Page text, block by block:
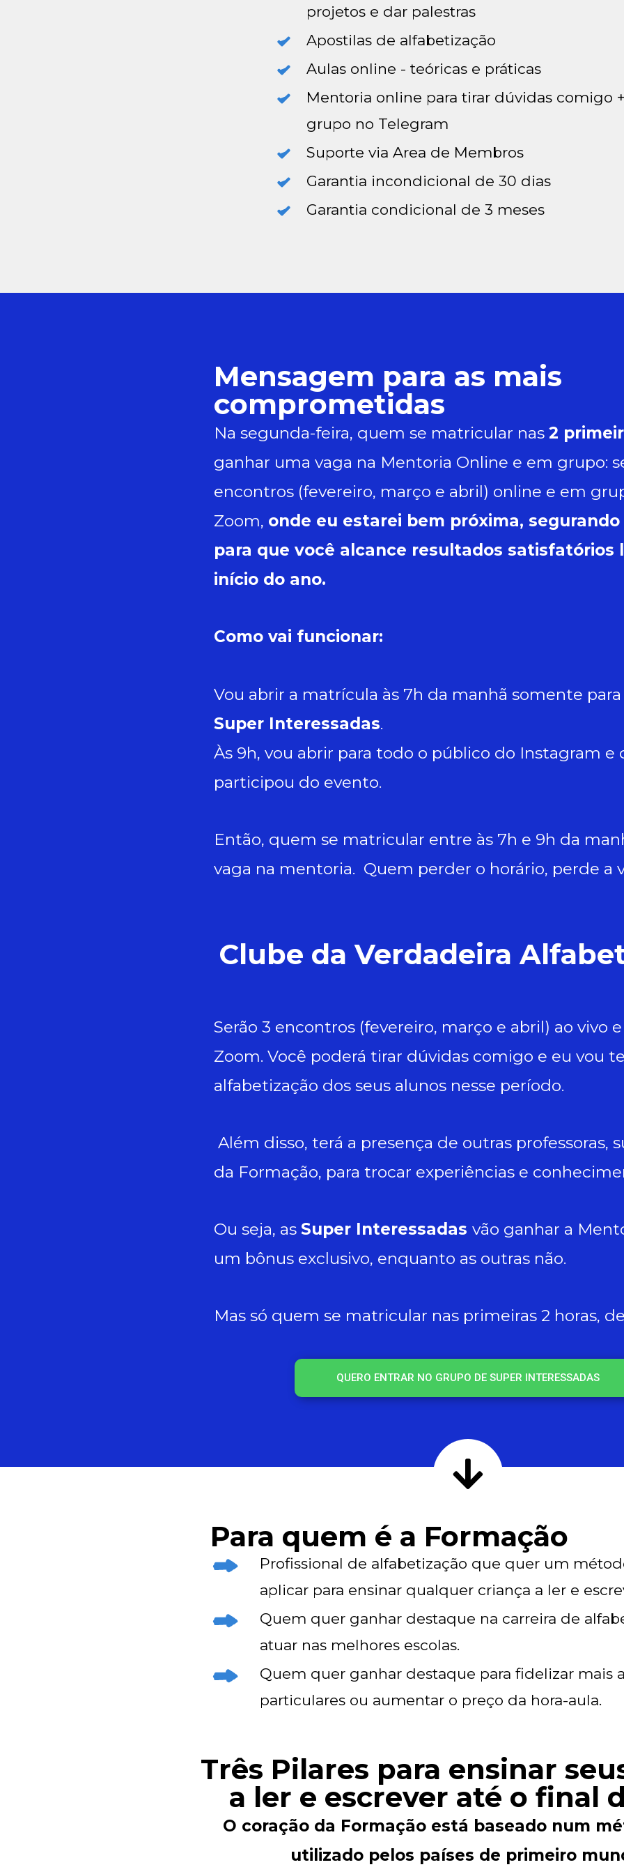
projetos e dar palestras
Apostilas de alfabetização
Aulas online - teóricas e práticas
Mentoria online para tirar dúvidas comigo
grupo no Telegram
Suporte via Area de Membros
Garantia incondicional de 30 dias
Garantia condicional de 3 meses
Mensagem para as mais
comprometidas
Na segunda-feira, quem se matricular nas2
ganhar uma vaga na Mentoria Online e em grupo:
encontros (fevereiro, março e abril) online e em
Zoom, onde eu estarei bem próxima,
para que você alcance resultados satisfatórios
início do ano.
Como vai funcionar:
Vou abrir a matrícula às 7h da manhã somente
Super Interessadas.
Às 9h, vou abrir para todo o público do Instagram e
participou do evento.
Então, quem se matricular entre às 7h e 9h da
vaga na mentoria. Quem perder o horário, perde a
Clube da Verdadeira
Serão 3 encontros (fevereiro, março e abril) ao vivo
Zoom. Você poderá tirar dúvidas comigo e eu vou
alfabetização dos seus alunos nesse período.
Além disso, terá a presença de outras professoras,
da Formação, para trocar experiências e
Ou seja, as Super Interessadasvão ganhar a
um bônus exclusivo, enquanto as outras não.
Mas só quem se matricular nas primeiras 2 horas,
QUERO ENTRAR NO GRUPO DE SUPER INTERESSADAS
Para quem é a Formação
Profissional de alfabetização que quer um
aplicar para ensinar qualquer criança a ler e
Quem quer ganhar destaque na carreira de
atuar nas melhores escolas.
Quem quer ganhar destaque para fidelizar mais
particulares ou aumentar o preço da hora-aula.
Três Pilares para ensinar
a ler e escrever até o final
O coração da Formação está baseado num
utilizado pelos países de primeiro